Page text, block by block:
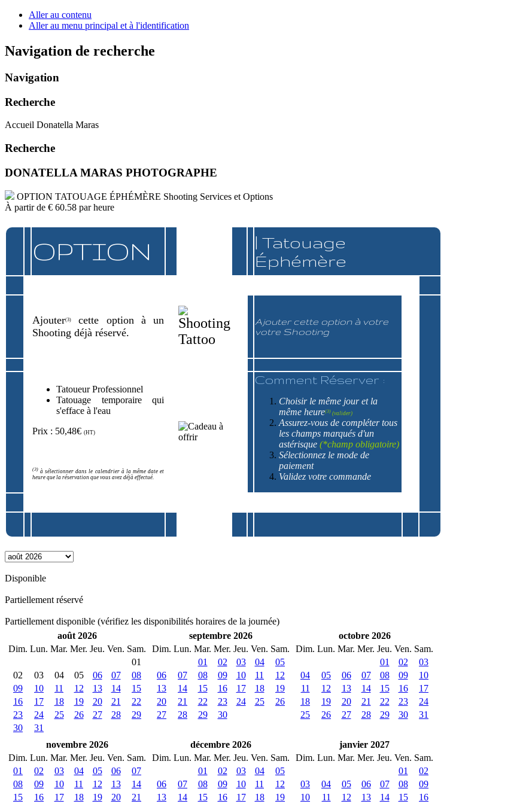
Aller au contenu
Aller au menu principal et à l'identification
Navigation de recherche
Navigation
Recherche
Accueil Donatella Maras
Recherche
DONATELLA MARAS PHOTOGRAPHE
OPTION TATOUAGE ÉPHÉMÈRE Shooting Services et Options
À partir de € 60.58 par heure
OPTION
| Tatouage
Éphémère
Ajouter(3)
cette option à un
Shooting déjà réservé.
Ajouter cette option à votre
votre Shooting
Tatoueur Professionnel
Tatouage temporaire qui
s'efface à l'eau
Prix : 50,48€ (HT)
(3) à sélectionner dans le calendrier à la même date et
heure que la réservation que vous avez déjà effectué.
Comment Réserver :
Choisir le même jour et la
même heure(3) (valider)
Assurez-vous de compléter tous
les champs marqués d'un
astérisque (*champ obligatoire)
Sélectionnez le mode de
paiement
Validez votre commande
Disponible
Partiellement réservé
Partiellement disponible (vérifiez les disponibilités horaires de la journée)
août 2026
Dim. Lun. Mar. Mer. Jeu. Ven. Sam.
01
02
03 04 05 06 07
08
09
10 11 12 13 14
15
16
17 18 19 20 21
22
23
24 25 26 27 28
29
30
31
septembre 2026
Dim. Lun. Mar. Mer. Jeu. Ven. Sam.
01
02 03 04
05
06
07 08 09 10 11
12
13
14 15 16 17 18
19
20
21 22 23 24 25
26
27
28 29 30
octobre 2026
Dim. Lun. Mar. Mer. Jeu. Ven. Sam.
01
02
03
04
05 06 07 08 09
10
11
12 13 14 15 16
17
18
19 20 21 22 23
24
25
26 27 28 29 30 31
novembre 2026
Dim. Lun. Mar. Mer. Jeu. Ven. Sam.
01
02 03 04 05 06
07
08
09 10 11 12 13
14
15
16 17 18 19 20 21
décembre 2026
Dim. Lun. Mar. Mer. Jeu. Ven. Sam.
01
02 03 04
05
06
07 08 09 10 11
12
13
14 15 16 17 18 19
janvier 2027
Dim. Lun. Mar. Mer. Jeu. Ven. Sam.
01
02
03
04 05 06 07 08
09
10
11 12 13 14 15 16